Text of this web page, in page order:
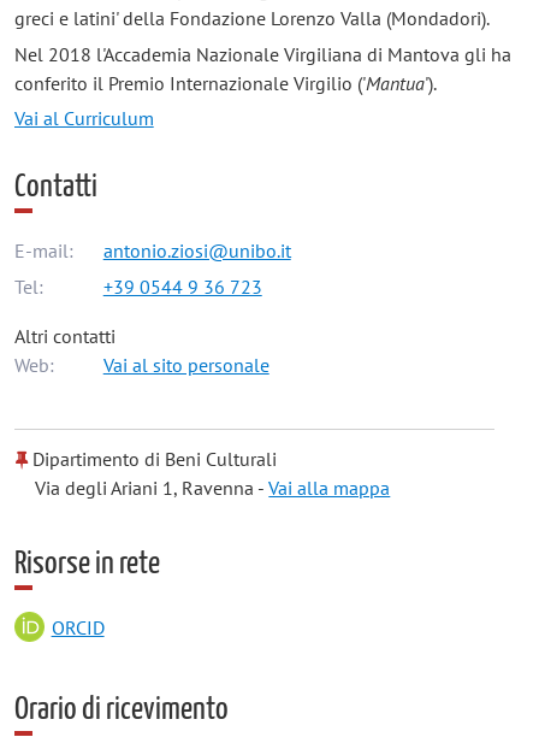
greci e latini' della Fondazione Lorenzo Valla (Mondadori).
Nel 2018 l'Accademia Nazionale Virgiliana di Mantova gli ha
conferito il Premio Internazionale Virgilio ('Mantua').
Vai al Curriculum
Contatti
E-mail:
antonio.ziosi@unibo.it
Tel:
+39 0544 9 36 723
Altri contatti
Web:
Vai al sito personale
Dipartimento di Beni Culturali
Via degli Ariani 1, Ravenna -Vai alla mappa
Risorse in rete
ORCID
Orario di ricevimento